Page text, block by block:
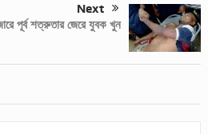
Next
পূর্ব শত্রুতার জেরে যুবক খুন